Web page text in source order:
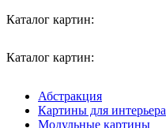
Каталог картин:
Каталог картин:
Абстракция
Картины для интерьера
Модульные картины